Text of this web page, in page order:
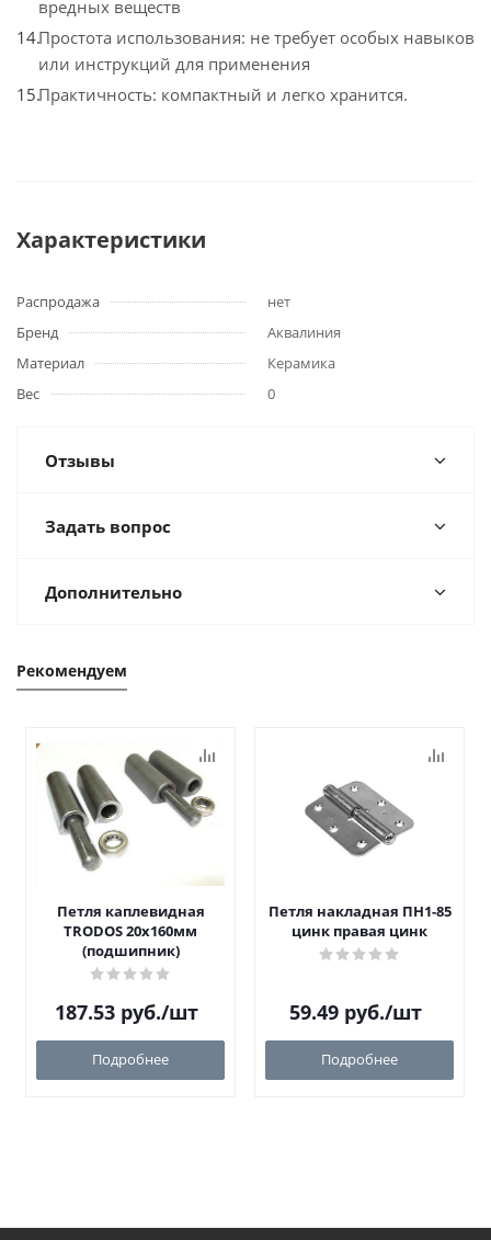
вредных веществ
Простота использования: не требует особых навыков
или инструкций для применения
Практичность: компактный и легко хранится.
Характеристики
Распродажа
нет
Бренд
Аквалиния
Материал
Керамика
Вес
0
Отзывы
Задать вопрос
Дополнительно
Рекомендуем
Петля каплевидная
TRODOS 20х160мм
(подшипник)
187.53 руб./шт
Подробнее
Петля накладная ПН1-85
цинк правая цинк
59.49 руб./шт
Подробнее